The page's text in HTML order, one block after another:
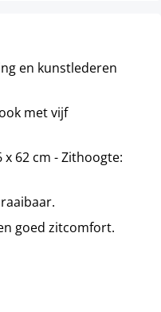
en kunstlederen
met vijf
x 62 cm - Zithoogte:
goed zitcomfort.